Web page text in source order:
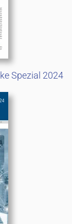
Spezial 2024